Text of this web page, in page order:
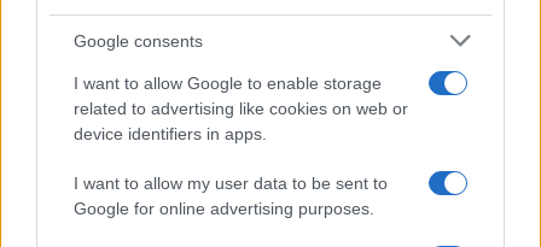
Google consents
I want to allow Google to enable storage
related to advertising like cookies on web or
device identifiers in apps.
I want to allow my user data to be sent to
Google for online advertising purposes.
FILM
Frasi dei film
Frasi film più lette
Incipit dei film